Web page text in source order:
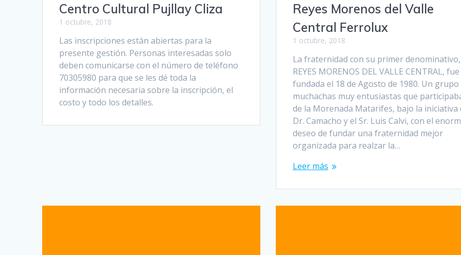
Centro Cultural Pujllay Cliza
1 octubre, 2018
Las inscripciones están abiertas para la
presente gestión. Personas interesadas solo
deben comunicarse con el número de teléfono
70305980 para que se les dé toda la
información necesaria sobre la inscripción, el
costo y todo los detalles.
Reyes Morenos del Valle
Central Ferrolux
1 octubre, 2018
La fraternidad con su primer denominativo,
REYES MORENOS DEL VALLE CENTRAL, fue
fundada el 18 de Agosto de 1980. Un grupo
muchachas muy entusiastas que
de la Morenada Matarifes, bajo la iniciativa
Dr. Camacho y el Sr. Luis Calvi, con el
deseo de fundar una fraternidad mejor
organizada para realzar la…
Leer más